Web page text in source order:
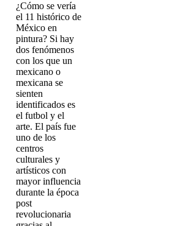
¿Cómo se vería
el 11 histórico de
México en
pintura? Si hay
dos fenómenos
con los que un
mexicano o
mexicana se
sienten
identificados es
el futbol y el
arte. El país fue
uno de los
centros
culturales y
artísticos con
mayor influencia
durante la época
post
revolucionaria